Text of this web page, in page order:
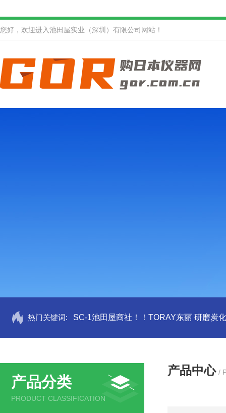
您好，欢迎进入池田屋实业（深圳）有限公司网站！
热门关键词: SC-1池田屋商社！！TORAY东丽 研磨炭
产品分类
PRODUCT CLASSIFICATION
产品中心 /